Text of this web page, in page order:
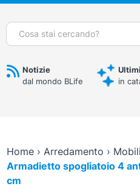
Cerca:
Notizie
dal mondo BLife
in
Home› Arredamento ›
Armadietto spogliatoio 4
cm